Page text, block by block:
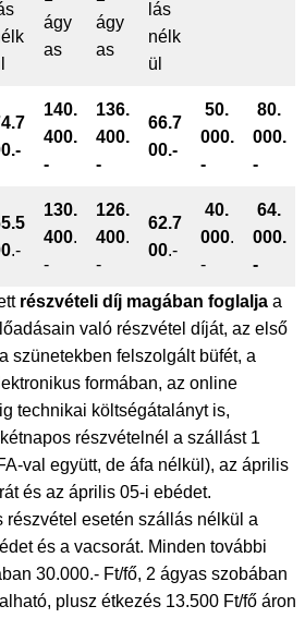
ágy
as
ágy
as
lás
nélk
ül
140.
400.
-
136.
400.
-
66.7
00.-
50.
000.
-
80.
000.
-
.-
130.
400.
-
126.
400.
-
62.7
00.-
40.
000.
-
64.
000.
-
részvételi díj magában foglalja a
való részvétel díját, az első
szünetekben felszolgált büfét, a
formában, az online
technikai költségátalányt is,
részvételnél a szállást 1
val együtt, de áfa nélkül), az április
és az április 05-i ebédet.
részvétel esetén szállás nélkül a
és a vacsorát. Minden további
30.000.- Ft/fő, 2 ágyas szobában
plusz étkezés 13.500 Ft/fő áron